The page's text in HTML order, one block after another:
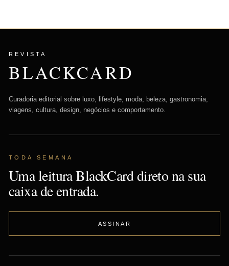
REVISTA
BLACKCARD
Curadoria editorial sobre luxo, lifestyle, moda, beleza, gastronomia,
viagens, cultura, design, negócios e comportamento.
TODA SEMANA
Uma leitura BlackCard direto na sua
caixa de entrada.
ASSINAR